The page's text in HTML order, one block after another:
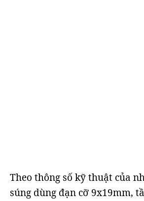
Theo thông số kỹ thuật của
súng dùng đạn cỡ 9x19mm,